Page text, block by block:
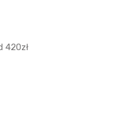
420zł